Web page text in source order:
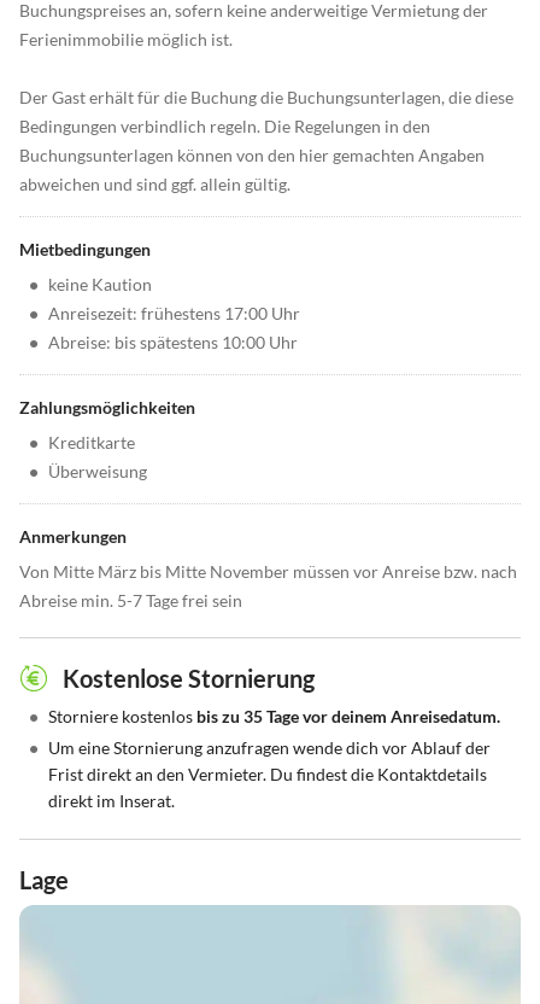
Buchungspreises an, sofern keine anderweitige Vermietung der
Ferienimmobilie möglich ist.
Der Gast erhält für die Buchung die Buchungsunterlagen, die diese
Bedingungen verbindlich regeln. Die Regelungen in den
Buchungsunterlagen können von den hier gemachten Angaben
abweichen und sind ggf. allein gültig.
Mietbedingungen
• keine Kaution
• Anreisezeit: frühestens 17:00 Uhr
• Abreise: bis spätestens 10:00 Uhr
Zahlungsmöglichkeiten
• Kreditkarte
• Überweisung
Anmerkungen
Von Mitte März bis Mitte November müssen vor Anreise bzw. nach
Abreise min. 5-7 Tage frei sein
Kostenlose Stornierung
• Storniere kostenlos bis zu 35 Tage vor deinem Anreisedatum.
• Um eine Stornierung anzufragen wende dich vor Ablauf der
Frist direkt an den Vermieter. Du findest die Kontaktdetails
direkt im Inserat.
Lage